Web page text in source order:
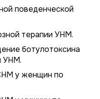
поведенческой
терапии УНМ.
ботулотоксина
УНМ.
у женщин по